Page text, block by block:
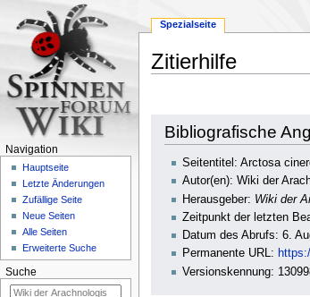
Zitierhilfe
Navigation
springen
Suche
springen
Bibliografische
Seitentitel: Arctosa
Autor(en): Wiki der
Herausgeber: Wiki der
Zeitpunkt der letzten
Datum des Abrufs: 6.
Permanente URL:
Versionskennung:
Spezialseite
Navigation
Hauptseite
Letzte Änderungen
Zufällige Seite
Neue Seiten
Alle Seiten
Erweiterte Suche
Suche